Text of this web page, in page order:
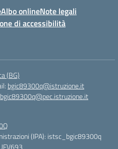
Albo onlineNote legali
di accessibilità
(BG)
bgic89300q@istruzione.it
bgic89300q@pec.istruzione.it
(IPA): istsc_bgic89300q